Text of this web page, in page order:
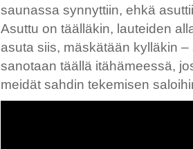
saunassa synnyttiin, ehkä
Asuttu on täälläkin, lauteiden
asuta siis, mäskätään kylläkin
sanotaan täällä itähämeessä,
meidät sahdin tekemisen